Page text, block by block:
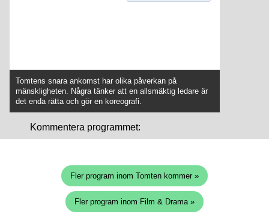
Tomtens snara ankomst har olika påverkan på
mänskligheten. Några tänker att en allsmäktig ledare är
det enda rätta och gör en koreografi.
Kommentera programmet:
Fler program inom Tomten kommer »
Fler program inom Film & Drama »